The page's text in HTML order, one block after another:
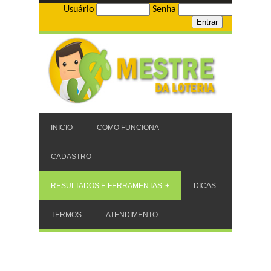
Usuário Senha
INICIO COMO FUNCIONA
CADASTRO
RESULTADOS E FERRAMENTAS DICAS
TERMOS ATENDIMENTO